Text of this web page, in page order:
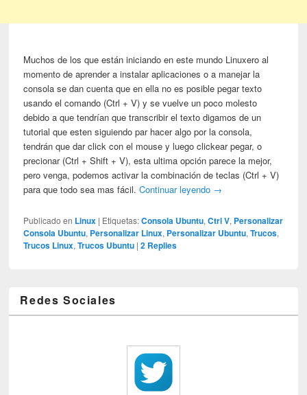
Muchos de los que están iniciando en este mundo Linuxero al
momento de aprender a instalar aplicaciones o a manejar la
consola se dan cuenta que en ella no es posible pegar texto
usando el comando (Ctrl + V) y se vuelve un poco molesto
debido a que tendrían que transcribir el texto digamos de un
tutorial que esten siguiendo par hacer algo por la consola,
tendrán que dar click con el mouse y luego clickear pegar, o
precionar (Ctrl + Shift + V), esta ultima opción parece la mejor,
pero venga, podemos activar la combinación de teclas (Ctrl + V)
para que todo sea mas fácil.Continuar leyendo →
Publicado en Linux | Etiquetas: Consola Ubuntu,Ctrl V, Personalizar
Consola Ubuntu, Personalizar Linux, Personalizar Ubuntu,Trucos,
Trucos Linux,Trucos Ubuntu |2 Replies
Redes Sociales